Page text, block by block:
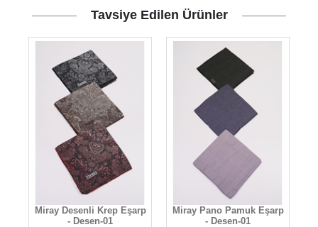
Tavsiye Edilen Ürünler
Miray Desenli Krep Eşarp
- Desen-01
Miray Pano Pamuk Eşarp
- Desen-01